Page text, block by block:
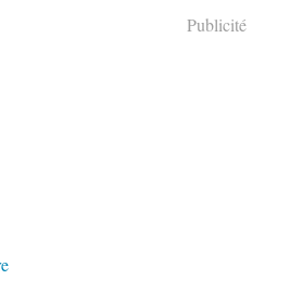
Publicité